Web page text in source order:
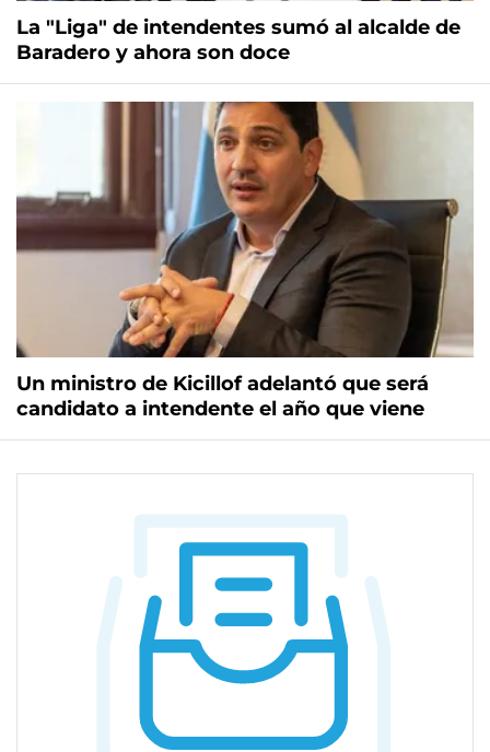
La "Liga" de intendentes sumó al alcalde de
Baradero y ahora son doce
Un ministro de Kicillof adelantó que será
candidato a intendente el año que viene